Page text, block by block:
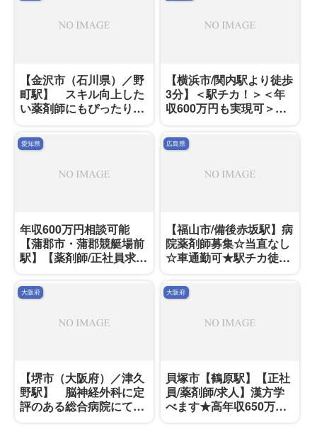
【金沢市（石川県）／野
町駅】 スキル向上した
い薬剤師にもぴったりな
【横浜市/関内駅より徒歩
3分】＜駅チカ！＞＜年
収600万円も実現可＞地
愛知県
年収600万円相談可能
【蒲郡市・蒲郡競艇場前
駅】【薬剤師/正社員求
ほぼなし。応援体制もあ
るためどなたも安心して
広島県
【福山市/備後赤坂駅】病
院薬剤師募集☆当直なし
☆車通勤可★駅チカ徒歩
大阪府
【堺市（大阪府）／津久
野駅】 脳神経外科に定
評のある総合病院にて薬
大阪府
貝塚市【鶴原駅】【正社
員/薬剤師/求人】漢方学
べます★高年収650万相